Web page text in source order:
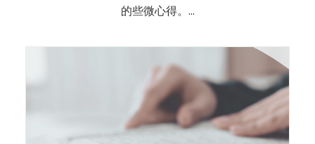
的些微心得。…